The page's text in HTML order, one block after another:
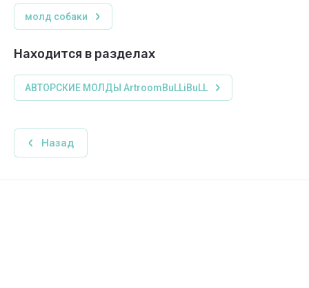
молд собаки
Находится в разделах
АВТОРСКИЕ МОЛДЫ ArtroomBuLLiBuLL
Назад